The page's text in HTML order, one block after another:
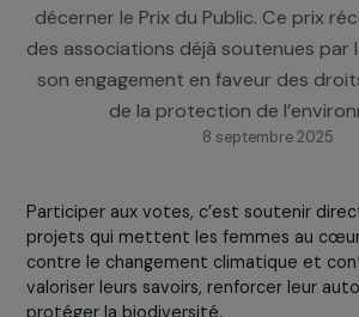
Environnement, la Fondation
lance une grande campagne
décerner le Prix du Public. Ce
des associations déjà
8 septembre
Participer aux votes, c’est soutenir